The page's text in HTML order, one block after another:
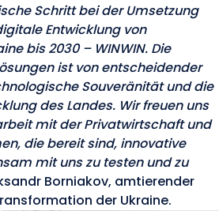
Schritt bei der Umsetzung
Entwicklung von
bis 2030 – WINWIN. Die
ist von entscheidender
Souveränität und die
des Landes. Wir freuen uns
mit der Privatwirtschaft und
die bereit sind, innovative
mit uns zu testen und zu
Borniakov, amtierender
der Ukraine.